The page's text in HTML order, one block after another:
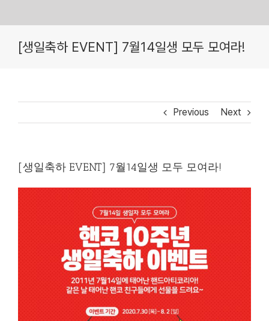
[생일축하 EVENT] 7월14일생 모두 모여라!
Previous Next
[생일축하 EVENT] 7월14일생 모두 모여라!